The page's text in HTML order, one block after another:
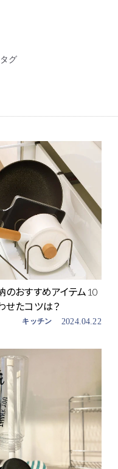
タグ
のおすすめアイテム10
せたコツは？
キッチン 2024.04.22